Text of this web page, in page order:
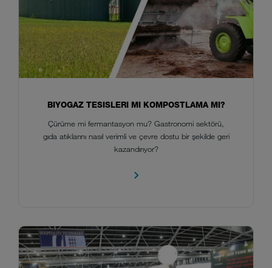
BIYOGAZ TESISLERI MI KOMPOSTLAMA MI?
Çürüme mi fermantasyon mu? Gastronomi sektörü,
gıda atıklarını nasıl verimli ve çevre dostu bir şekilde geri
kazandırıyor?